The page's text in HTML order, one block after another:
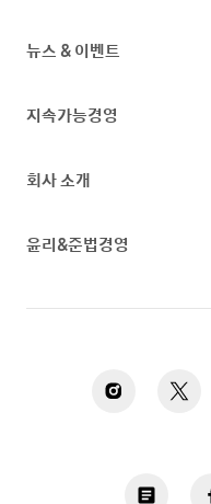
뉴스 & 이벤트
지속가능경영
회사 소개
윤리&준법경영